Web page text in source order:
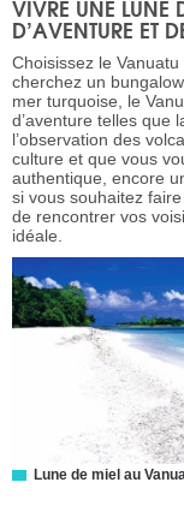
VIVRE UNE LUNE
D’AVENTURE ET
Choisissez le
cherchez un
mer turquoise, le
d’aventure telles que
l’observation des
culture et que vous
authentique, encore
si vous souhaitez
de rencontrer vos
idéale.
Lune de miel au